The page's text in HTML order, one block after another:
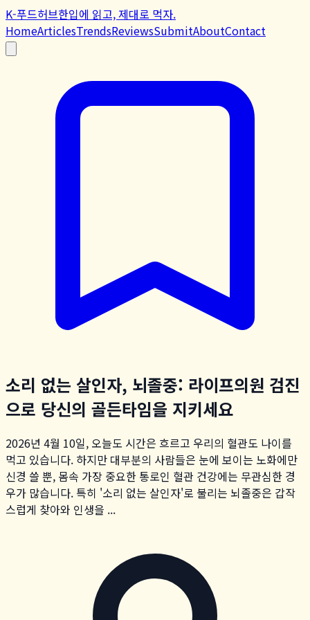
K-푸드허브한입에 읽고, 제대로 먹자.
HomeArticlesTrendsReviewsSubmitAboutContact
소리 없는 살인자, 뇌졸중: 라이프의원 검진
으로 당신의 골든타임을 지키세요
2026년 4월 10일, 오늘도 시간은 흐르고 우리의 혈관도 나이를
먹고 있습니다. 하지만 대부분의 사람들은 눈에 보이는 노화에만
신경 쓸 뿐, 몸속 가장 중요한 통로인 혈관 건강에는 무관심한 경
우가 많습니다. 특히 '소리 없는 살인자'로 불리는 뇌졸중은 갑작
스럽게 찾아와 인생을 ...